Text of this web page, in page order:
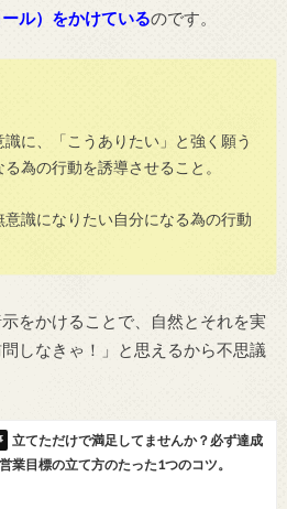
ル）をかけているのです。
に、「こうありたい」と強く願う
為の行動を誘導させること。
識になりたい自分になる為の行動
をかけることで、自然とそれを実
しなきゃ！」と思えるから不思議
立てただけで満足してませんか？必ず達成
業目標の立て方のたった1つのコツ。